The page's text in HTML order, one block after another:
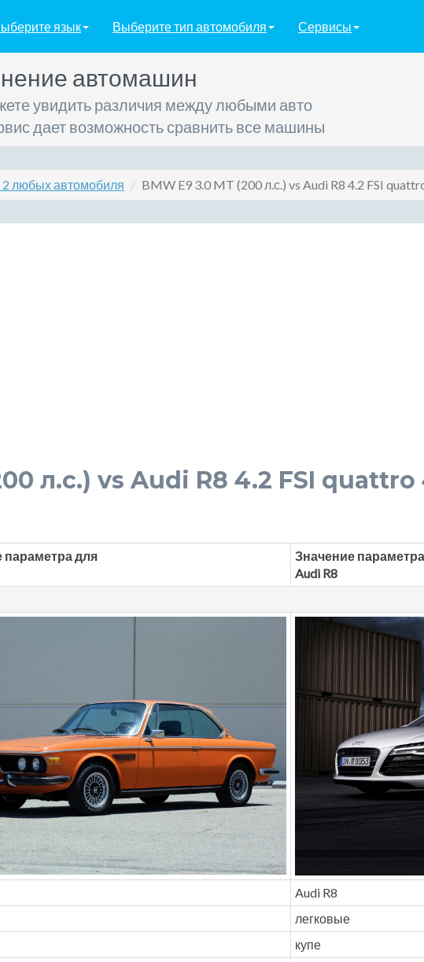
язык Выберите тип автомобиля Сервисы
автомашин
увидить различия между любыми авто
дает возможность сравнить все машины
любых автомобиля BMW E9 3.0 MT (200 л.с.) vs Audi R8 4.2 FSI
л.с.) vs Audi R8 4.2 FSI quattro
параметра для
Значение
Audi R8
Audi R8
легковые
купе